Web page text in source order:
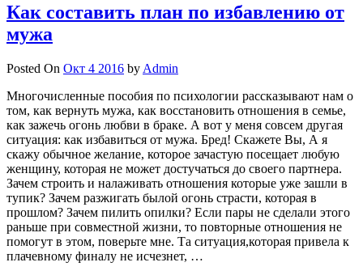
Как составить план по избавлению от
мужа
Posted On Окт 4 2016 by Admin
Многочисленные пособия по психологии рассказывают нам о
том, как вернуть мужа, как восстановить отношения в семье,
как зажечь огонь любви в браке. А вот у меня совсем другая
ситуация: как избавиться от мужа. Бред! Скажете Вы, А я
скажу обычное желание, которое зачастую посещает любую
женщину, которая не может достучаться до своего партнера.
Зачем строить и налаживать отношения которые уже зашли в
тупик? Зачем разжигать былой огонь страсти, которая в
прошлом? Зачем пилить опилки? Если пары не сделали этого
раньше при совместной жизни, то повторные отношения не
помогут в этом, поверьте мне. Та ситуация,которая привела к
плачевному финалу не исчезнет, …